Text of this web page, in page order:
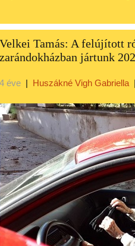
Velkei Tamás: A felújított
zarándokházban jártunk
4 éve | Huszákné Vigh Gabriella